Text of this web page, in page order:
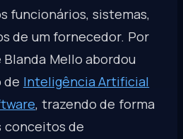
funcionários, sistemas,
de um fornecedor. Por
Mello abordou
de Inteligência Artificial
, trazendo de forma
conceitos de